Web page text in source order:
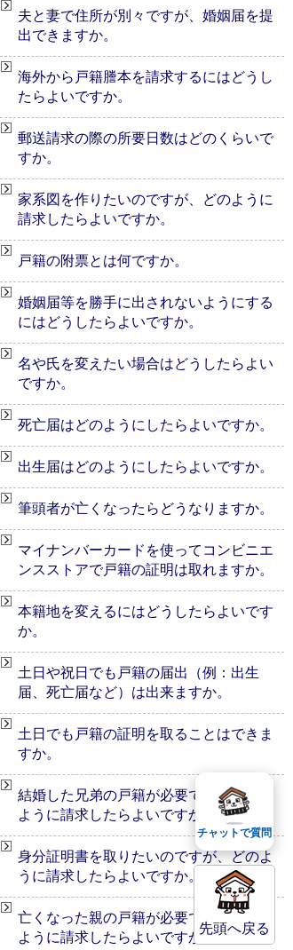
夫と妻で住所が別々ですが、婚姻届を提
出できますか。
海外から戸籍謄本を請求するにはどうし
たらよいですか。
郵送請求の際の所要日数はどのくらいで
すか。
家系図を作りたいのですが、どのように
請求したらよいですか。
戸籍の附票とは何ですか。
婚姻届等を勝手に出されないようにする
にはどうしたらよいですか。
名や氏を変えたい場合はどうしたらよい
ですか。
死亡届はどのようにしたらよいですか。
出生届はどのようにしたらよいですか。
筆頭者が亡くなったらどうなりますか。
マイナンバーカードを使ってコンビニエ
ンスストアで戸籍の証明は取れますか。
本籍地を変えるにはどうしたらよいです
か。
土日や祝日でも戸籍の届出（例：出生
届、死亡届など）は出来ますか。
土日でも戸籍の証明を取ることはできま
すか。
結婚した兄弟の戸籍が必要ですが、どの
ように請求したらよいですか。
身分証明書を取りたいのですが、どのよ
うに請求したらよいですか。
亡くなった親の戸籍が必要ですが、どの
ように請求したらよいですか。
先頭へ戻る
チャットで質問